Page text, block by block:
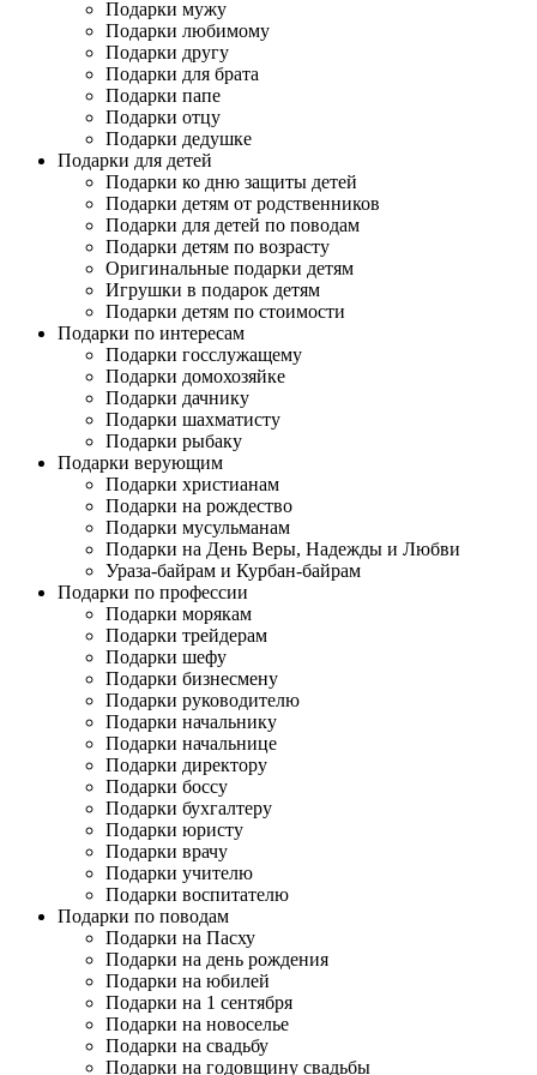
Подарки мужу
Подарки любимому
Подарки другу
Подарки для брата
Подарки папе
Подарки отцу
Подарки дедушке
Подарки для детей
Подарки ко дню защиты детей
Подарки детям от родственников
Подарки для детей по поводам
Подарки детям по возрасту
Оригинальные подарки детям
Игрушки в подарок детям
Подарки детям по стоимости
Подарки по интересам
Подарки госслужащему
Подарки домохозяйке
Подарки дачнику
Подарки шахматисту
Подарки рыбаку
Подарки верующим
Подарки христианам
Подарки на рождество
Подарки мусульманам
Подарки на День Веры, Надежды и Любви
Ураза-байрам и Курбан-байрам
Подарки по профессии
Подарки морякам
Подарки трейдерам
Подарки шефу
Подарки бизнесмену
Подарки руководителю
Подарки начальнику
Подарки начальнице
Подарки директору
Подарки боссу
Подарки бухгалтеру
Подарки юристу
Подарки врачу
Подарки учителю
Подарки воспитателю
Подарки по поводам
Подарки на Пасху
Подарки на день рождения
Подарки на юбилей
Подарки на 1 сентября
Подарки на новоселье
Подарки на свадьбу
Подарки на годовщину свадьбы